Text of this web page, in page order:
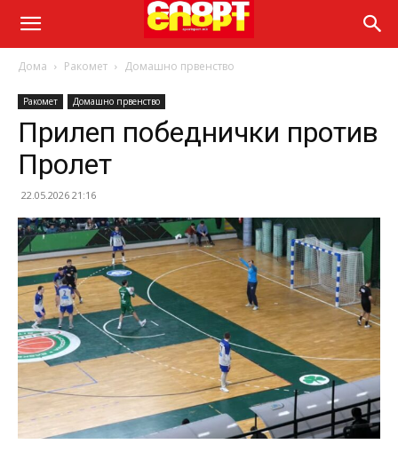
Дома Ракомет Домашно првенство
Ракомет Домашно првенство
Прилеп победнички против
Пролет
22.05.2026 21:16